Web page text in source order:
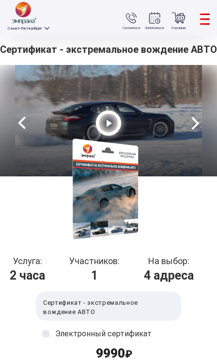
Связаться
Санкт-Петербург Записаться Корзина
Сертификат - экстремальное вождение АВТО
Услуга:
2 часа
Участников:
1
На выбор:
4 адреса
Сертификат - экстремальное
вождение АВТО
9990₽
Электронный сертификат